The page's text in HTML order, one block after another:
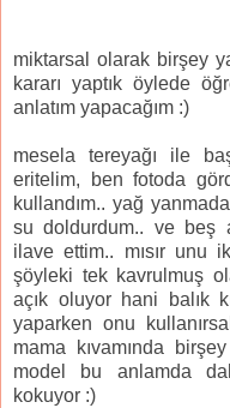
miktarsal olarak birşey
kararı yaptık öylede
anlatım yapacağım :)
mesela tereyağı ile
eritelim, ben fotoda
kullandım.. yağ
su doldurdum.. ve beş
ilave ettim.. mısır unu
şöyleki tek kavrulmuş
açık oluyor hani balık
yaparken onu
mama kıvamında
model bu anlamda
kokuyor :)